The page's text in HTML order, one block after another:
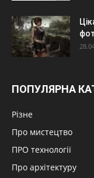
ПОПУЛЯРНА
Різне
Про мистецтво
ПРО технології
Про архітектуру